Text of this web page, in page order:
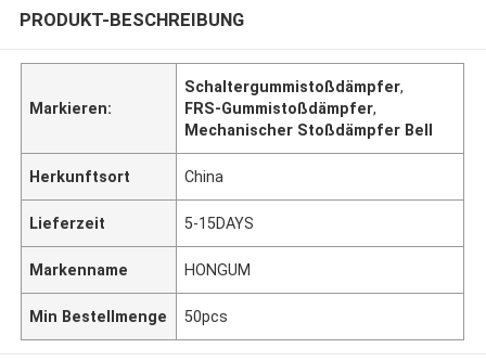
PRODUKT-BESCHREIBUNG
Markieren:
Schaltergummistoßdämpfer,
FRS-Gummistoßdämpfer,
Mechanischer Stoßdämpfer Bell
Herkunftsort China
Lieferzeit 5-15DAYS
Markenname HONGUM
Min Bestellmenge 50pcs